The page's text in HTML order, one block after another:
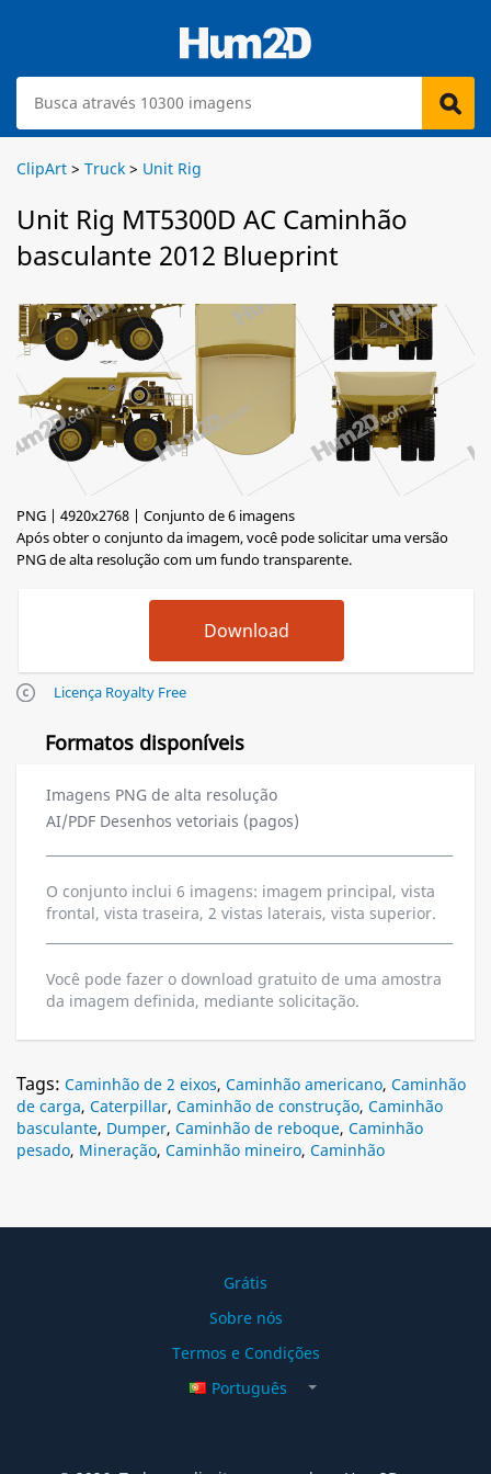
ClipArt > Truck > Unit Rig
Unit Rig MT5300D AC Caminhão
basculante 2012 Blueprint
PNG | 4920x2768 | Conjunto de 6 imagens
Após obter o conjunto da imagem, você pode solicitar uma versão
PNG de alta resolução com um fundo transparente.
Licença Royalty Free
Formatos disponíveis
Imagens PNG de alta resolução
AI/PDF Desenhos vetoriais (pagos)
O conjunto inclui 6 imagens: imagem principal, vista
frontal, vista traseira, 2 vistas laterais, vista superior.
Você pode fazer o download gratuito de uma amostra
da imagem definida, mediante solicitação.
Tags: Caminhão de 2 eixos, Caminhão americano, Caminhão
de carga, Caterpillar, Caminhão de construção, Caminhão
basculante, Dumper, Caminhão de reboque, Caminhão
pesado, Mineração, Caminhão mineiro, Caminhão
Grátis
Sobre nós
Termos e Condições
Português